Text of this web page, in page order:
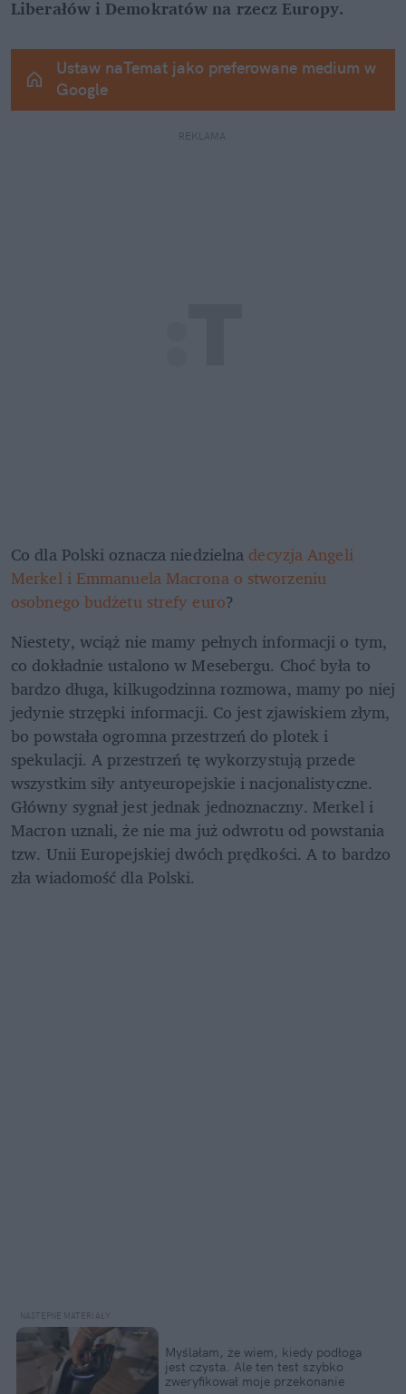
Liberałów i Demokratów na rzecz Europy.
Ustaw naTemat jako preferowane medium w
Google
REKLAMA
Co dla Polski oznacza niedzielna decyzja Angeli
Merkel i Emmanuela Macrona o stworzeniu
osobnego budżetu strefy euro?
Niestety, wciąż nie mamy pełnych informacji o tym,
co dokładnie ustalono w Mesebergu. Choć była to
bardzo długa, kilkugodzinna rozmowa, mamy po niej
jedynie strzępki informacji. Co jest zjawiskiem złym,
bo powstała ogromna przestrzeń do plotek i
spekulacji. A przestrzeń tę wykorzystują przede
wszystkim siły antyeuropejskie i nacjonalistyczne.
Główny sygnał jest jednak jednoznaczny. Merkel i
Macron uznali, że nie ma już odwrotu od powstania
tzw. Unii Europejskiej dwóch prędkości. A to bardzo
zła wiadomość dla Polski.
Myślałam, że wiem, kiedy podłoga
jest czysta. Ale ten test szybko
zweryfikował moje przekonanie